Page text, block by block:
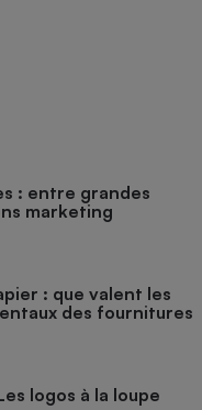
: entre grandes
marketing
: que valent les
des fournitures
logos à la loupe